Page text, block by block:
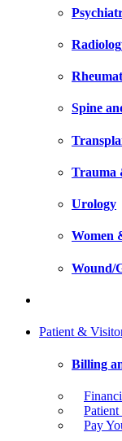
Spine
Trauma
Urology
Women
Wound/
Patient &
Billing
Patient
Pay